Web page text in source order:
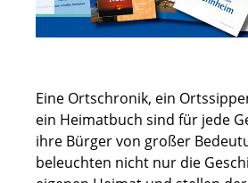
Eine Ortschronik, ein
ein Heimatbuch sind für jede
ihre Bürger von großer
beleuchten nicht nur die